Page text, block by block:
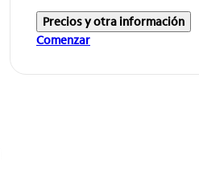
Precios y otra información
Comenzar